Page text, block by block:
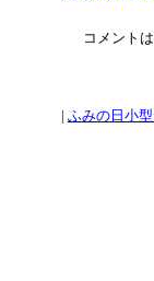
コメント
| ふみの日小